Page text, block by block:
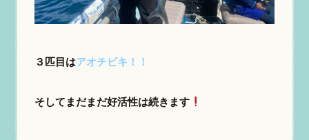
３匹目はアオチビキ！！
そしてまだまだ好活性は続きます